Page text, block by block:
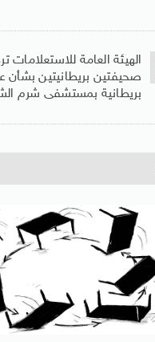
الهيئة العامة للاستعلامات
صحيفتين بريطانيتين بشأن
بريطانية بمستشفى شرم